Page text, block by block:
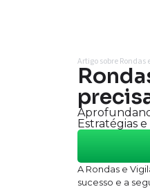
Artigo sobre
Estratégias
A Rondas e
sucesso e a